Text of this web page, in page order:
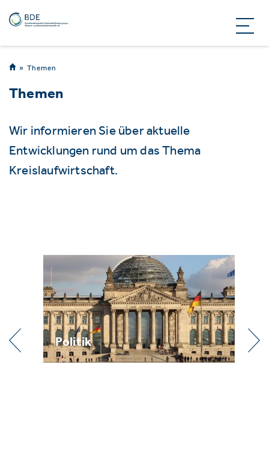
Themen
Themen
Wir informieren Sie über aktuelle
Entwicklungen rund um das Thema
Kreislaufwirtschaft.
Praxis